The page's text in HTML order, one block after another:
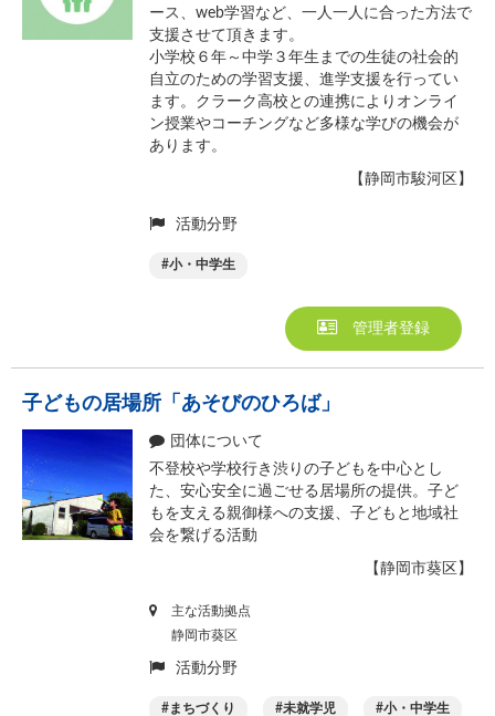
ース、web学習など、一人一人に合った方法で
支援させて頂きます。
小学校６年～中学３年生までの生徒の社会的
自立のための学習支援、進学支援を行ってい
ます。クラーク高校との連携によりオンライ
ン授業やコーチングなど多様な学びの機会が
あります。
【静岡市駿河区】
活動分野
小・中学生
管理者登録
子どもの居場所「あそびのひろば」
団体について
不登校や学校行き渋りの子どもを中心とし
た、安心安全に過ごせる居場所の提供。子ど
もを支える親御様への支援、子どもと地域社
会を繋げる活動
【静岡市葵区】
主な活動拠点
静岡市葵区
活動分野
まちづくり 未就学児 小・中学生